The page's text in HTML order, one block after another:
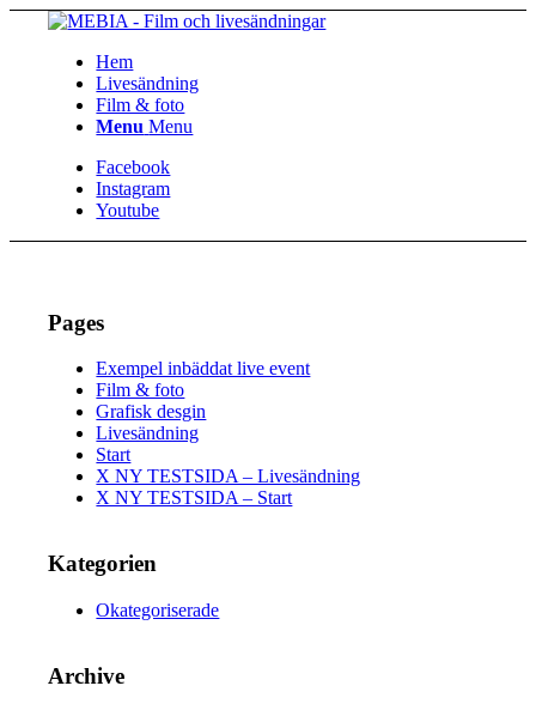
Hem
Livesändning
Film & foto
Menu Menu
Facebook
Instagram
Youtube
Pages
Exempel inbäddat live event
Film & foto
Grafisk desgin
Livesändning
Start
X NY TESTSIDA – Livesändning
X NY TESTSIDA – Start
Kategorien
Okategoriserade
Archive